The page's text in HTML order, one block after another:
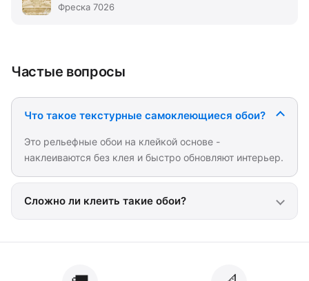
Фреска 7026
Частые вопросы
Что такое текстурные самоклеющиеся обои?
Это рельефные обои на клейкой основе -
наклеиваются без клея и быстро обновляют интерьер.
Сложно ли клеить такие обои?